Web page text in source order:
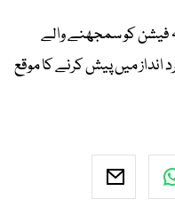
فیشن کو سمجھنے والے
انداز میں پیش کرنے کا موقع